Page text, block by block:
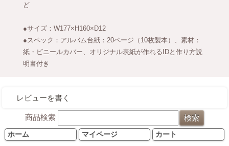
ど
●サイズ：W177×H160×D12
●スペック：アルバム台紙：20ページ（10枚製本）、素材：
紙・ビニールカバー、オリジナル表紙が作れるIDと作り方説
明書付き
レビューを書く
商品検索
ホーム マイページ カート